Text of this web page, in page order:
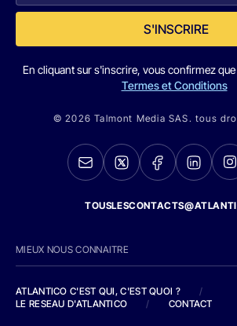
S'INSCRIRE
En cliquant sur s'inscrire, vous confirmez
Termes et Conditions
© 2026 Talmont Media SAS. tous
MIEUX NOUS CONNAITRE
ATLANTICO C'EST QUI, C'EST QUOI ?
/
LE RESEAU D'ATLANTICO
/ CONTACT